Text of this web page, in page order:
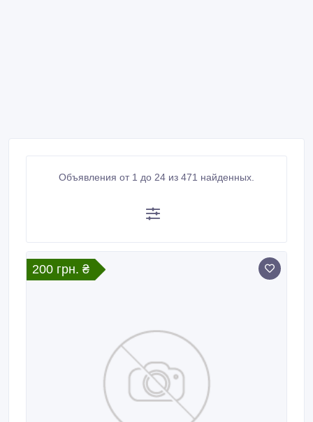
Объявления от 1 до 24 из 471 найденных.
200 грн. ₴